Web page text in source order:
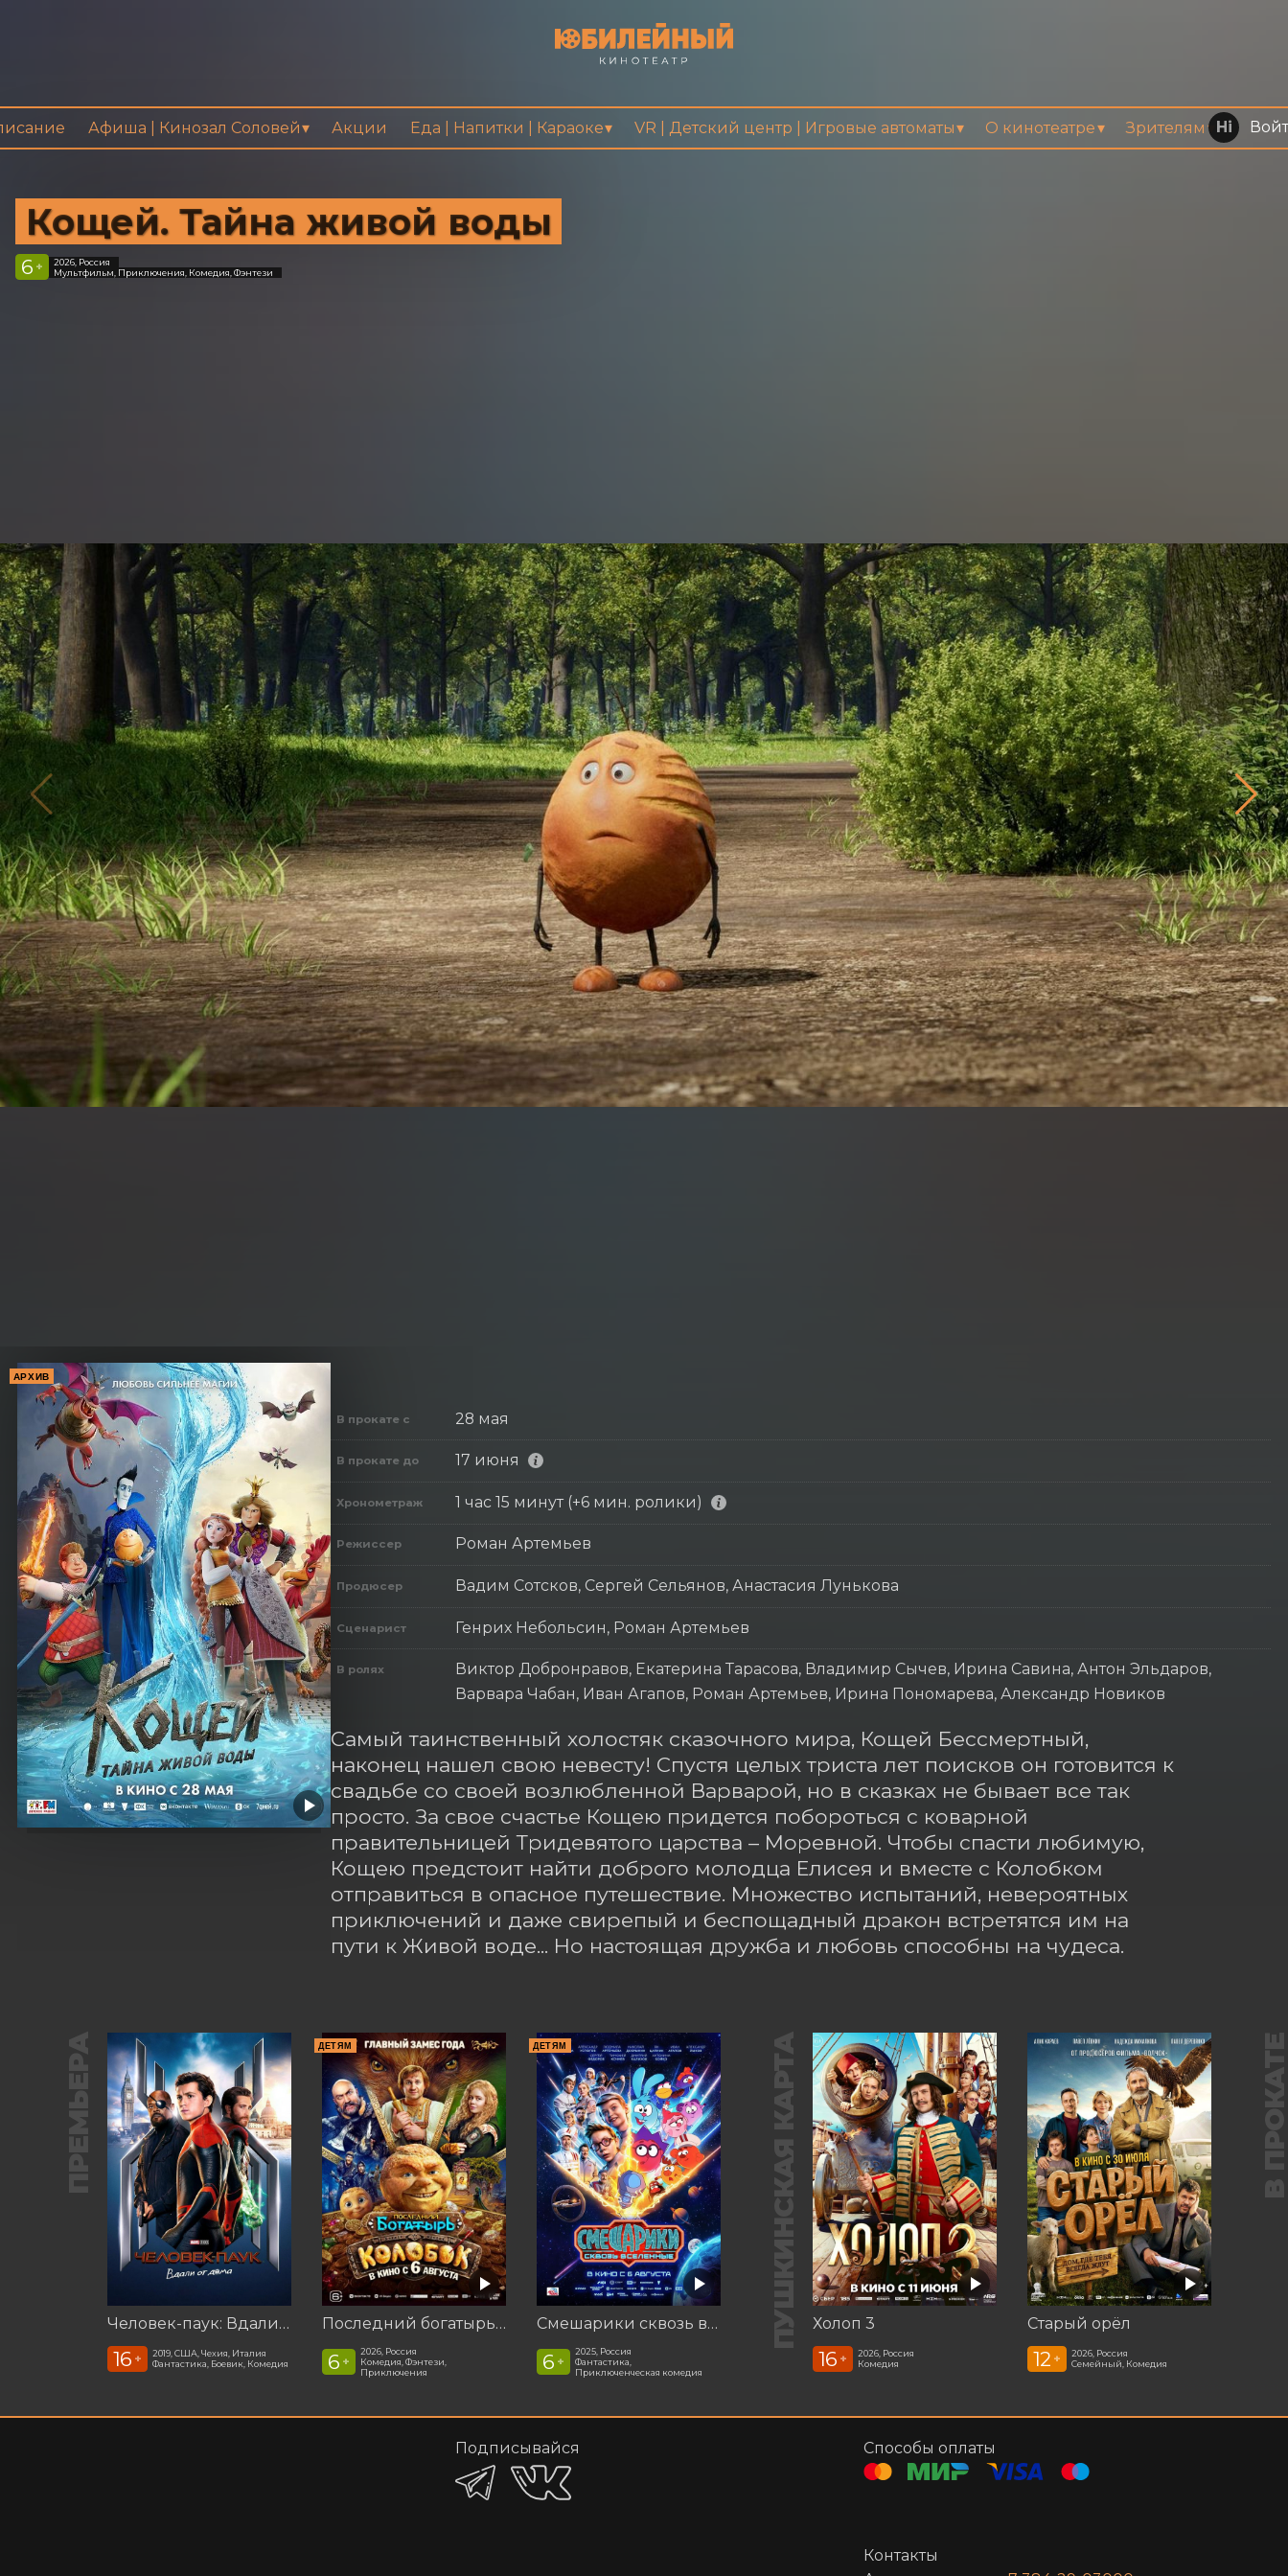
Афиша | Кинозал Соловей Акции Еда | Напитки | Караоке VR | Детский центр | Игровые автоматы О кинотеатре Зрителям
Кощей. Тайна живой воды
6 +
2026, Россия
Мультфильм, Приключения, Комедия, Фэнтези
АРХИВ
В прокате с 28 мая
В прокате до 17 июня
Хронометраж 1 час 15 минут (+6 мин. ролики)
Режиссер Роман Артемьев
Продюсер Вадим Сотсков, Сергей Сельянов, Анастасия Лунькова
Сценарист Генрих Небольсин, Роман Артемьев
В ролях
Виктор Добронравов, Екатерина Тарасова, Владимир Сычев, Ирина Савина, Антон Эльдаров,
Варвара Чабан, Иван Агапов, Роман Артемьев, Ирина Пономарева, Александр Новиков
Самый таинственный холостяк сказочного мира, Кощей Бессмертный,
наконец нашел свою невесту! Спустя целых триста лет поисков он готовится к
свадьбе со своей возлюбленной Варварой, но в сказках не бывает все так
просто. За свое счастье Кощею придется побороться с коварной
правительницей Тридевятого царства – Моревной. Чтобы спасти любимую,
Кощею предстоит найти доброго молодца Елисея и вместе с Колобком
отправиться в опасное путешествие. Множество испытаний, невероятных
приключений и даже свирепый и беспощадный дракон встретятся им на
пути к Живой воде... Но настоящая дружба и любовь способны на чудеса.
ПРЕМЬЕРА
Человек-паук: Вдали от дома (2019)
16 +
2019, США, Чехия, Италия
Фантастика, Боевик, Комедия
ДЕТЯМ
Последний богатырь. Колобок
6 +
2026, Россия
Комедия, Фэнтези,
Приключения
ДЕТЯМ
Смешарики сквозь вселенные
6 +
2025, Россия
Фантастика,
Приключенческая комедия
ПУШКИНСКАЯ КАРТА Холоп 3
16 +
2026, Россия
Комедия
Старый орёл
12 +
2026, Россия
Семейный, Комедия
В
Подписывайся Способы оплаты
Контакты